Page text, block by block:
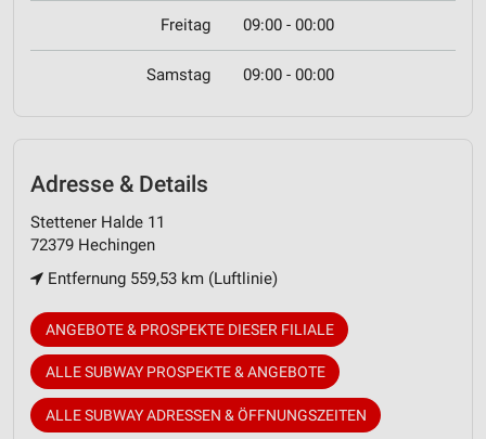
Freitag 09:00 - 00:00
Samstag 09:00 - 00:00
Adresse & Details
Stettener Halde 11
72379 Hechingen
Entfernung 559,53 km (Luftlinie)
ANGEBOTE & PROSPEKTE DIESER FILIALE
ALLE SUBWAY PROSPEKTE & ANGEBOTE
ALLE SUBWAY ADRESSEN & ÖFFNUNGSZEITEN